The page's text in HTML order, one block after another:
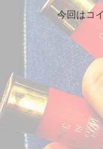
今回はコ